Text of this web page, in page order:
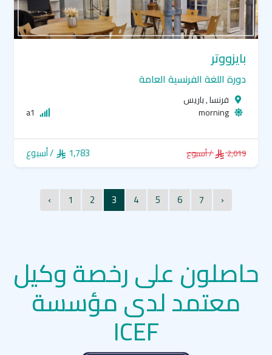
بايزووتر
دورة اللغة الفرنسية العامة
فرنسا , باريس
2,019 / أسبوع 1,783 / أسبوع
‹ 1 2 3 4 5 6 7 ›
حاصلون على رخصة وكيل
معتمد لدى مؤسسة
ICEF